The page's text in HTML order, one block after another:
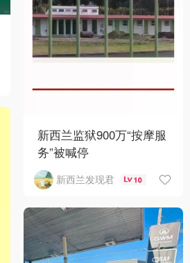
新西兰监狱900万“按摩服
务”被喊停
新西兰发现君 10